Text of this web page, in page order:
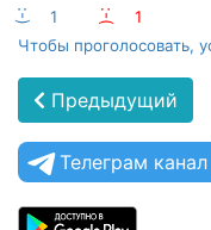
:-) 1 :-(
1
Чтобы проголосовать,
Предыдущий
Телеграм канал